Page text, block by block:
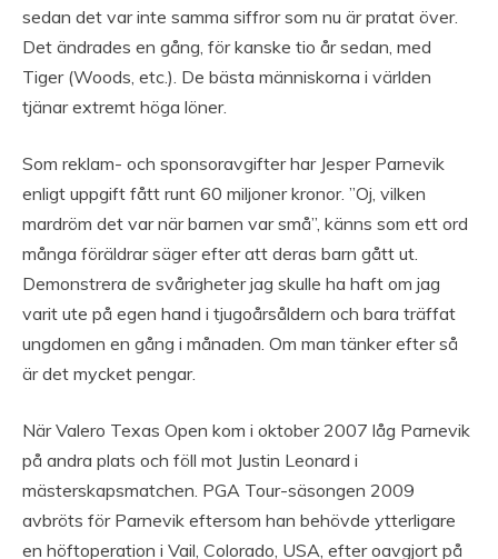
sedan det var inte samma siffror som nu är pratat över.
Det ändrades en gång, för kanske tio år sedan, med
Tiger (Woods, etc.). De bästa människorna i världen
tjänar extremt höga löner.
Som reklam- och sponsoravgifter har Jesper Parnevik
enligt uppgift fått runt 60 miljoner kronor. ”Oj, vilken
mardröm det var när barnen var små”, känns som ett ord
många föräldrar säger efter att deras barn gått ut.
Demonstrera de svårigheter jag skulle ha haft om jag
varit ute på egen hand i tjugoårsåldern och bara träffat
ungdomen en gång i månaden. Om man tänker efter så
är det mycket pengar.
När Valero Texas Open kom i oktober 2007 låg Parnevik
på andra plats och föll mot Justin Leonard i
mästerskapsmatchen. PGA Tour-säsongen 2009
avbröts för Parnevik eftersom han behövde ytterligare
en höftoperation i Vail, Colorado, USA, efter oavgjort på